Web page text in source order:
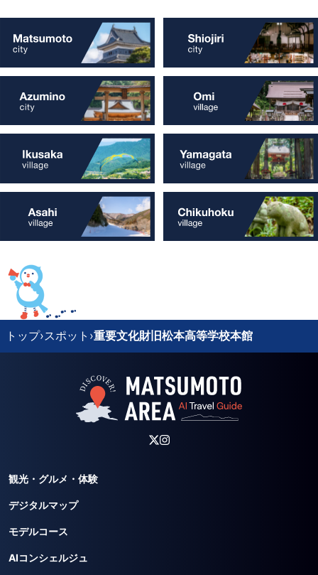
トップ›スポット ›重要文化財旧松本高等学校本館
観光・グルメ・体験
デジタルマップ
モデルコース
AIコンシェルジュ